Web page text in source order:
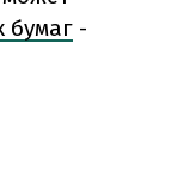
-